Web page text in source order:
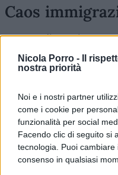
Nicola Porro -
Il
nostra priorità
Noi e i nostri partner
come i cookie per
funzionalità per social
Facendo clic di seguito si
tecnologia. Puoi
consenso in qualsiasi
Caos
Se guardiamo i
Dipartimento della
primi 12 giorni del
3.746, a fronte dei 378
massimo di sbarchi
essenzialmente in tre
in quest’ultima si è
su suolo italiano.